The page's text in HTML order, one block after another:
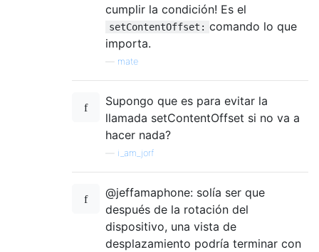
cumplir la condición! Es el
setContentOffset: comando lo que
importa.
mate
Supongo que es para evitar la
llamada setContentOffset si no va a
hacer nada?
i_am_jorf
@jeffamaphone: solía ser que
después de la rotación del
dispositivo, una vista de
desplazamiento podría terminar con